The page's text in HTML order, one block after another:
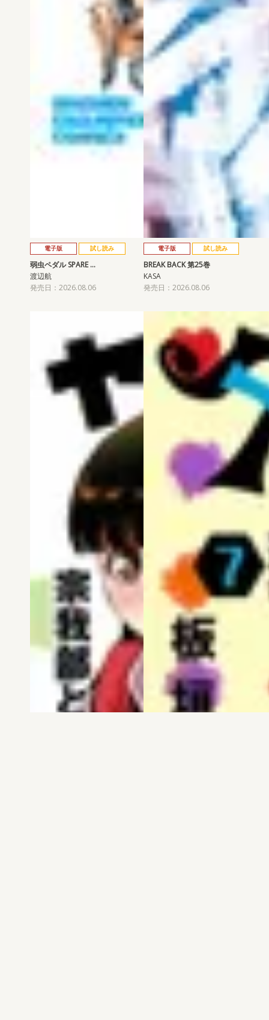
電子版 試し読み
弱虫ペダル SPARE …
渡辺航
発売日：2026.08.06
電子版 試し読み
BREAK BACK 第25巻
KASA
発売日：2026.08.06